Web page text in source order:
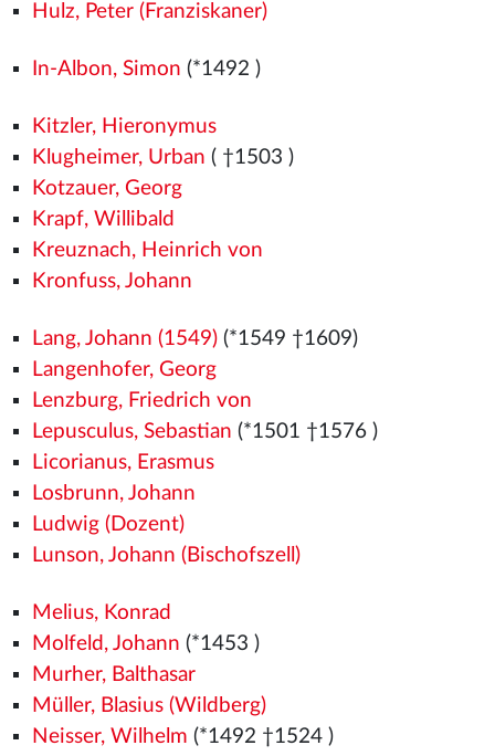
Hulz, Peter (Franziskaner)
In-Albon, Simon (*1492 )
Kitzler, Hieronymus
Klugheimer, Urban ( †1503 )
Kotzauer, Georg
Krapf, Willibald
Kreuznach, Heinrich von
Kronfuss, Johann
Lang, Johann (1549)(*1549 †1609)
Langenhofer, Georg
Lenzburg, Friedrich von
Lepusculus, Sebastian (*1501 †1576 )
Licorianus, Erasmus
Losbrunn, Johann
Ludwig (Dozent)
Lunson, Johann (Bischofszell)
Melius, Konrad
Molfeld, Johann (*1453 )
Murher, Balthasar
Müller, Blasius (Wildberg)
Neisser, Wilhelm (*1492 †1524 )